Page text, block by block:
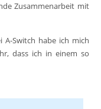
Zusammenarbeit mit
A-Switch habe ich mich
dass ich in einem so